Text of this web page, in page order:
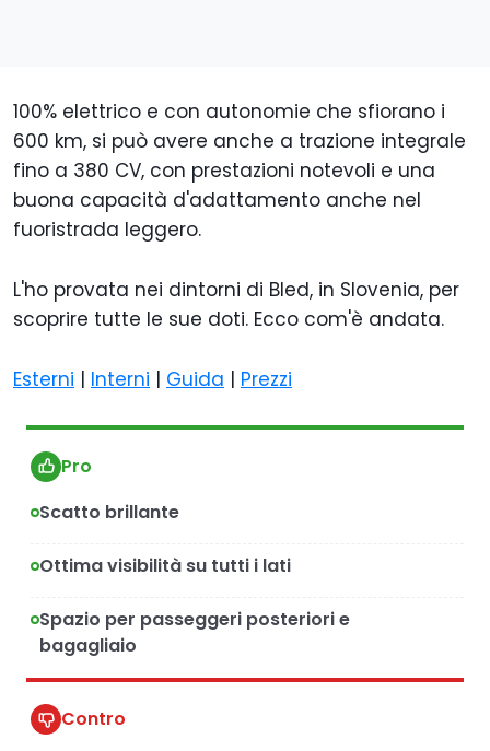
100% elettrico e con autonomie che sfiorano i
600 km, si può avere anche a trazione integrale
fino a 380 CV, con prestazioni notevoli e una
buona capacità d'adattamento anche nel
fuoristrada leggero.
L'ho provata nei dintorni di Bled, in Slovenia, per
scoprire tutte le sue doti. Ecco com'è andata.
Esterni | Interni | Guida | Prezzi
Pro
Scatto brillante
Ottima visibilità su tutti i lati
Spazio per passeggeri posteriori e
bagagliaio
Contro